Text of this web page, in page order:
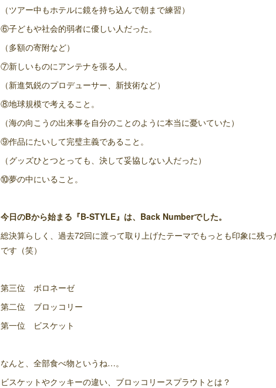
（ツアー中もホテルに鏡を持ち込んで朝まで練習）
⑥子どもや社会的弱者に優しい人だった。
（多額の寄附など）
⑦新しいものにアンテナを張る人。
（新進気鋭のプロデューサー、新技術など）
⑧地球規模で考えること。
（海の向こうの出来事を自分のことのように本当に憂いていた）
⑨作品にたいして完璧主義であること。
（グッズひとつとっても、決して妥協しない人だった）
⑩夢の中にいること。
今日のBから始まる『B-STYLE』は、Back Numberでした。
総決算らしく、過去72回に渡って取り上げたテーマでもっとも印象に残
です（笑）
第三位 ボロネーゼ
第二位 ブロッコリー
第一位 ビスケット
なんと、全部食べ物というね…。
ビスケットやクッキーの違い、ブロッコリースプラウトとは？